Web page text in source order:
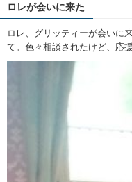
ロレが会いに来た
ロレ、グリッティーが会いに
て。色々相談されたけど、応